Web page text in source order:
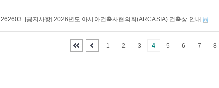
262603 [공지사항] 2026년도 아시아건축사협의회(ARCASIA) 건축상 안내
1 2 3 4 5 6 7 8